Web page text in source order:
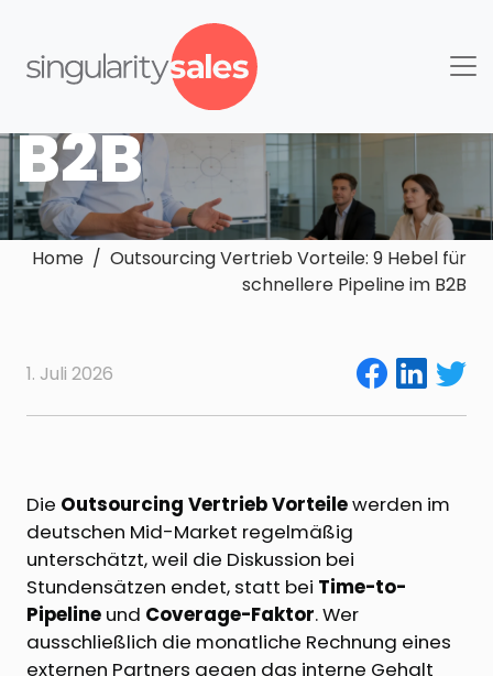
Pipeline im
B2B
Home / Outsourcing Vertrieb Vorteile: 9 Hebel für
schnellere Pipeline im B2B
1. Juli 2026
Die Outsourcing Vertrieb Vorteilewerden im
deutschen Mid-Market regelmäßig
unterschätzt, weil die Diskussion bei
Stundensätzen endet, statt bei Time-to-
Pipeline und Coverage-Faktor. Wer
ausschließlich die monatliche Rechnung eines
externen Partners gegen das interne Gehalt